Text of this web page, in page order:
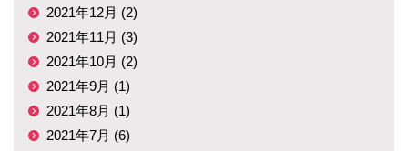
2021年12月 (2)
2021年11月 (3)
2021年10月 (2)
2021年9月 (1)
2021年8月 (1)
2021年7月 (6)